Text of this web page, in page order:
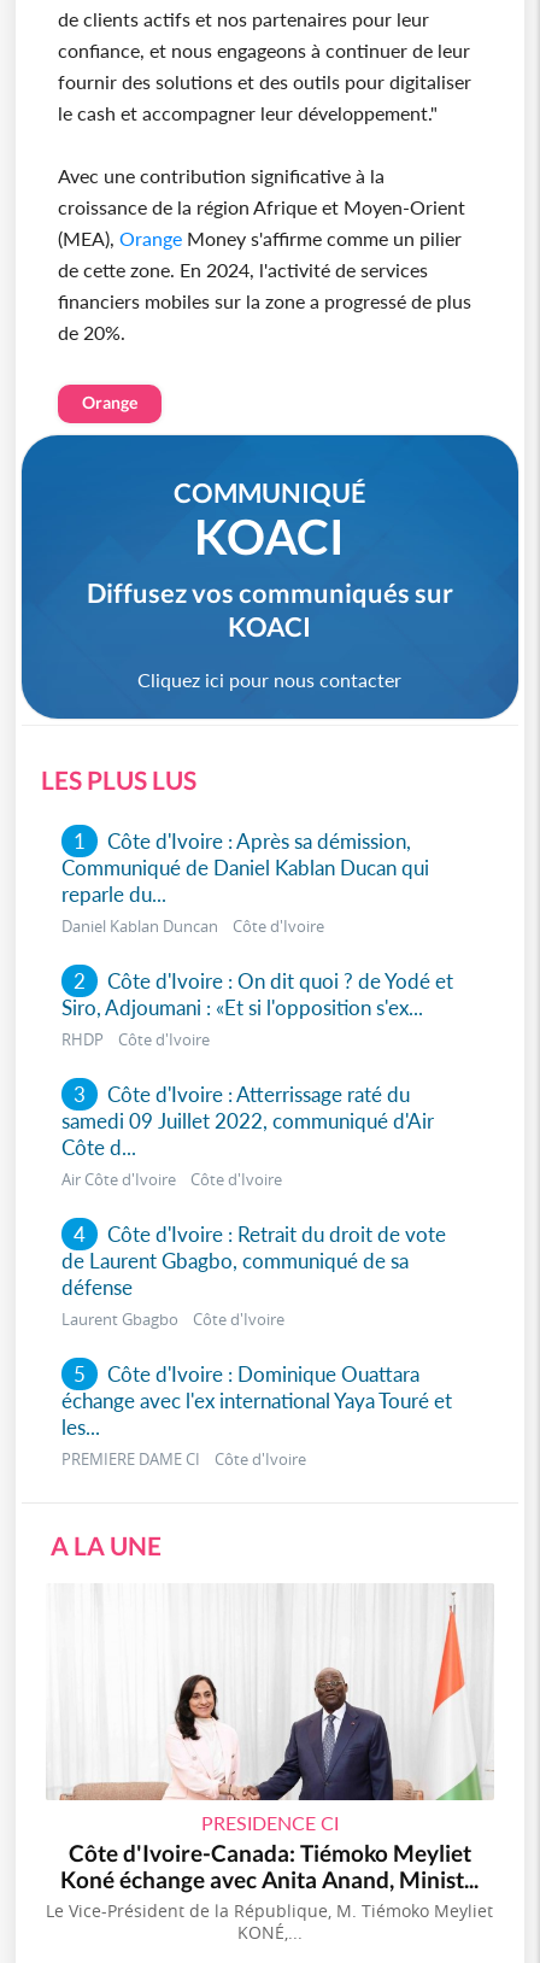
de clients actifs et nos partenaires pour leur
confiance, et nous engageons à continuer de leur
fournir des solutions et des outils pour digitaliser
le cash et accompagner leur développement."
Avec une contribution significative à la
croissance de la région Afrique et Moyen-Orient
(MEA), OrangeMoney s'affirme comme un pilier
de cette zone. En 2024, l'activité de services
financiers mobiles sur la zone a progressé de plus
de 20%.
Orange
COMMUNIQUÉ
KOACI
Diffusez vos communiqués sur
KOACI
Cliquez ici pour nous contacter
LES PLUS LUS
1 Côte d'Ivoire : Après sa démission,
Communiqué de Daniel Kablan Ducan qui
reparle du...
Daniel Kablan Duncan Côte d'Ivoire
2 Côte d'Ivoire : On dit quoi ? de Yodé et
Siro, Adjoumani : «Et si l'opposition s'ex...
RHDP Côte d'Ivoire
3 Côte d'Ivoire : Atterrissage raté du
samedi 09 Juillet 2022, communiqué d'Air
Côte d...
Air Côte d'Ivoire Côte d'Ivoire
4 Côte d'Ivoire : Retrait du droit de vote
de Laurent Gbagbo, communiqué de sa
défense
Laurent Gbagbo Côte d'Ivoire
5 Côte d'Ivoire : Dominique Ouattara
échange avec l'ex international Yaya Touré et
les...
PREMIERE DAME CI Côte d'Ivoire
A LA UNE
PRESIDENCE CI
Côte d'Ivoire-Canada: Tiémoko Meyliet
Koné échange avec Anita Anand, Minist...
Le Vice-Président de la République, M. Tiémoko Meyliet
KONÉ,...